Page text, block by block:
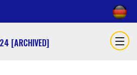
[ARCHIVED]